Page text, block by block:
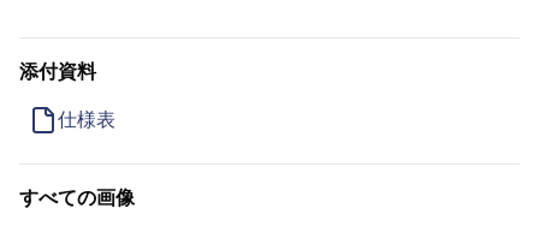
添付資料
仕様表
すべての画像